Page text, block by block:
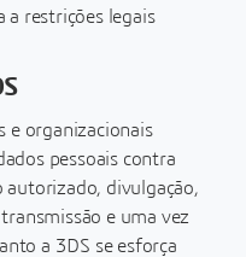
a restrições legais
e organizacionais
pessoais contra
autorizado, divulgação,
e uma vez
a 3DS se esforça